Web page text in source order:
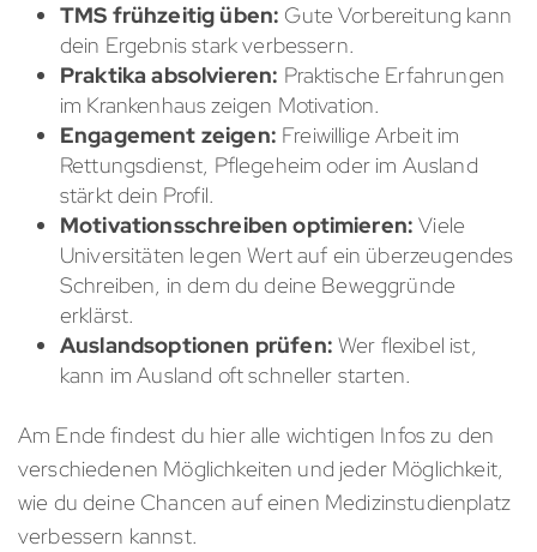
TMS frühzeitig üben: Gute Vorbereitung kann
dein Ergebnis stark verbessern.
Praktika absolvieren: Praktische Erfahrungen
im Krankenhaus zeigen Motivation.
Engagement zeigen: Freiwillige Arbeit im
Rettungsdienst, Pflegeheim oder im Ausland
stärkt dein Profil.
Motivationsschreiben optimieren: Viele
Universitäten legen Wert auf ein überzeugendes
Schreiben, in dem du deine Beweggründe
erklärst.
Auslandsoptionen prüfen: Wer flexibel ist,
kann im Ausland oft schneller starten.
Am Ende findest du hier alle wichtigen Infos zu den
verschiedenen Möglichkeiten und jeder Möglichkeit,
wie du deine Chancen auf einen Medizinstudienplatz
verbessern kannst.